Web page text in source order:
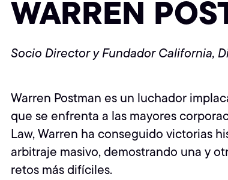
WARREN
Warren Postman es un luchador
que se enfrenta a las mayores
Law, Warren ha conseguido victorias
arbitraje masivo, demostrando una y
retos más difíciles.
Socio Director y FundadorCalifornia,